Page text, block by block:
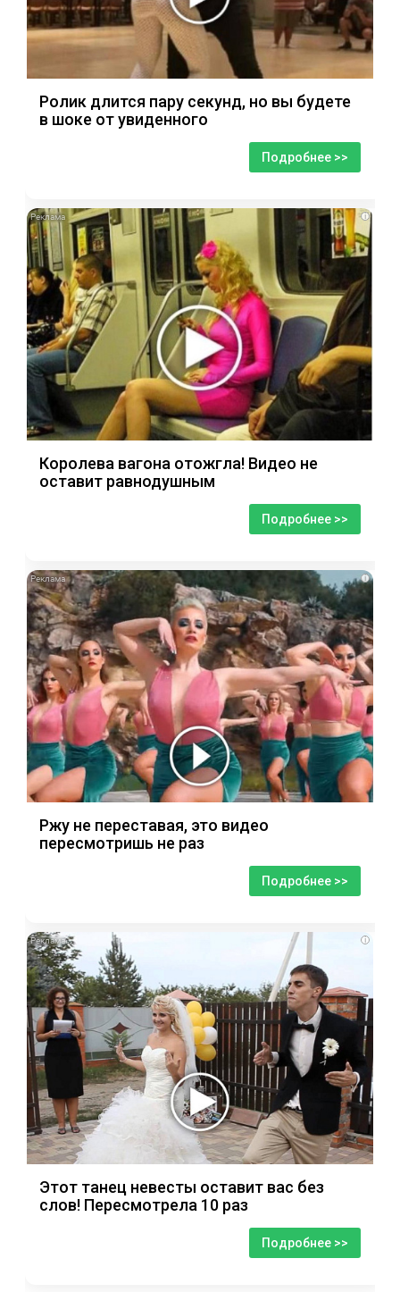
Ролик длится пару секунд, но вы будете
в шоке от увиденного
Подробнее >>
i
Королева вагона отожгла! Видео не
оставит равнодушным
Подробнее >>
i
Ржу не переставая, это видео
пересмотришь не раз
Подробнее >>
i
Этот танец невесты оставит вас без
слов! Пересмотрела 10 раз
Подробнее >>